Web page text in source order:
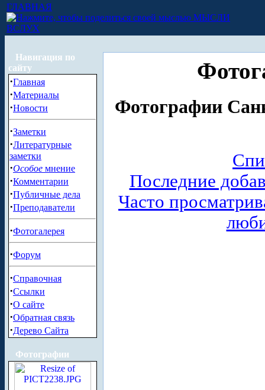
ГЛАВНАЯ
МЫСЛИ
ВСЛУХ
Навигация по
сайту
·Главная
·Материалы
·Новости
·Заметки
·Литературные
заметки
·Особое мнение
·Комментарии
·Публичные дела
·Преподаватели
·Фотогалерея
·Форум
·Справочная
·Ссылки
·О сайте
·Обратная связь
·Дерево Сайта
Фотографии
Фотографии
Последние
Часто